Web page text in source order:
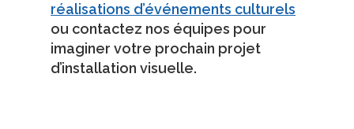
réalisations d’événements culturels
ou contactez nos équipes pour
imaginer votre prochain projet
d’installation visuelle.